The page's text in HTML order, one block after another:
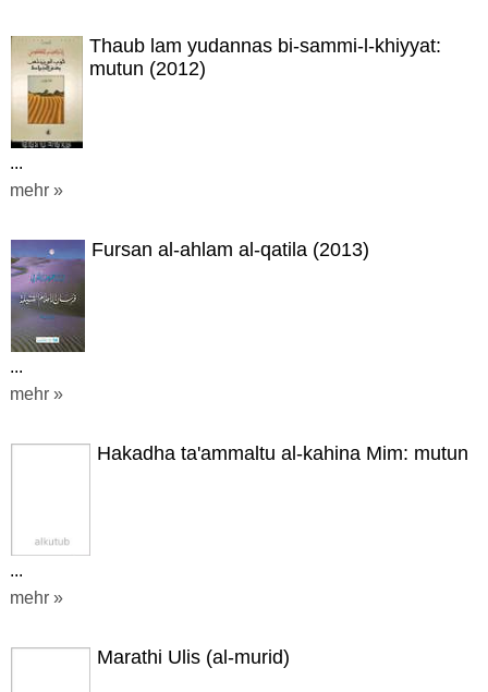
Thaub lam yudannas bi-sammi-l-khiyyat:
mutun (2012)
...
mehr »
Fursan al-ahlam al-qatila (2013)
...
mehr »
Hakadha ta'ammaltu al-kahina Mim: mutun
...
mehr »
Marathi Ulis (al-murid)